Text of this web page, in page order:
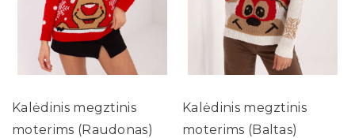
Kalėdinis megztinis
moterims (Raudonas)
Kalėdinis megztinis
moterims (Baltas)